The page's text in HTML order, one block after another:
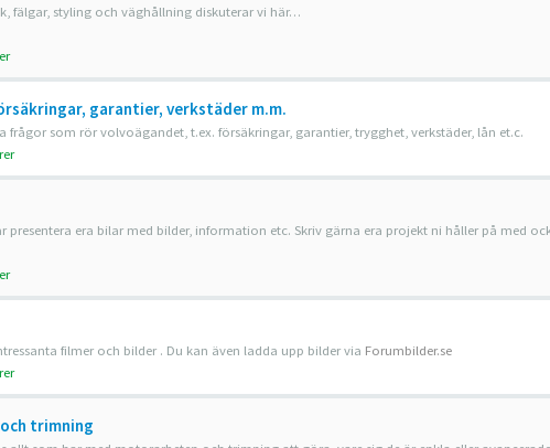
fälgar, styling och väghållning diskuterar vi här…
garantier, verkstäder m.m.
frågor som rör volvoägandet, t.ex. försäkringar, garantier, trygghet, verkstäder, lån et.c.
presentera era bilar med bilder, information etc. Skriv gärna era projekt ni håller på med
filmer och bilder . Du kan även ladda upp bilder via Forumbilder.se
trimning